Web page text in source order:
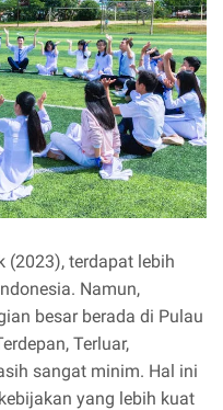
(2023), terdapat lebih
Namun,
besar berada di Pulau
Terluar,
sangat minim. Hal ini
yang lebih kuat